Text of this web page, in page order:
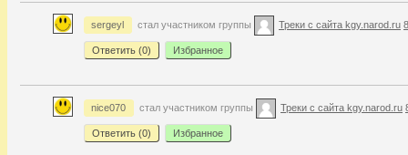
sergeyl стал участником группы Треки с сайта kgy.narod.ru
Ответить (0) Избранное
nice070 стал участником группы Треки с сайта kgy.narod.ru
Ответить (0) Избранное